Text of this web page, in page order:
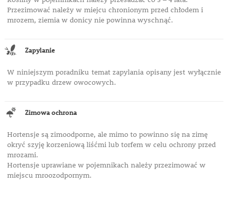
Przezimować należy w miejcu chronionym przed chłodem i
mrozem, ziemia w donicy nie powinna wyschnąć.
Zapylanie
W niniejszym poradniku temat zapylania opisany jest wyłącznie
w przypadku drzew owocowych.
Zimowa ochrona
Hortensje są zimoodporne, ale mimo to powinno się na zimę
okryć szyję korzeniową liśćmi lub torfem w celu ochrony przed
mrozami.
Hortensje uprawiane w pojemnikach należy przezimować w
miejscu mroozodpornym.